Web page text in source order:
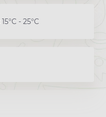
15°C - 25°C